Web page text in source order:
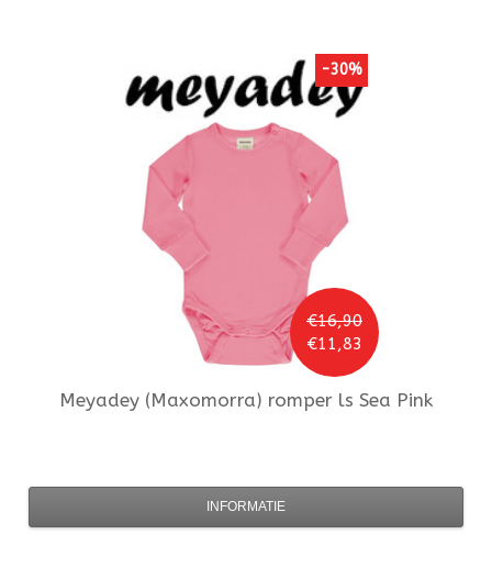
€16,90
€11,83
-30%
Meyadey (Maxomorra) romper ls Sea Pink
INFORMATIE